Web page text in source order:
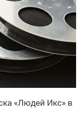
«Людей Икс» в